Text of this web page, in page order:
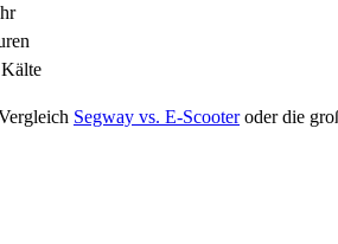
Segway vs. E-Scooteroder die